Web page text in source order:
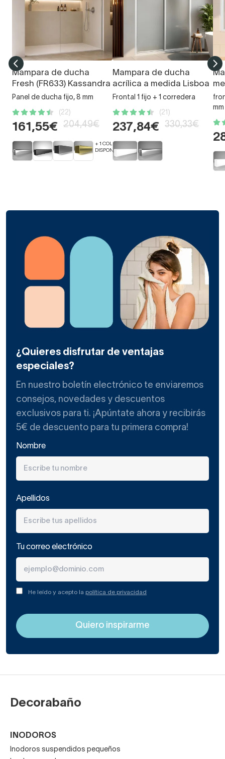
Mampara de ducha
Fresh (FR633) Kassandra
Panel de ducha fijo, 8 mm
(22)
161,55€ 204,49€
+ 1 COLORES
DISPONIBLES
Mampara de ducha
acrílica a medida Lisboa
Frontal 1 fijo + 1 corredera
(21)
237,84€ 330,33€
mm
¿Quieres disfrutar de ventajas
especiales?
En nuestro boletín electrónico te enviaremos
consejos, novedades y descuentos
exclusivos para ti. ¡Apúntate ahora y recibirás
5€ de descuento para tu primera compra!
Nombre
Apellidos
Tu correo electrónico
He leído y acepto la política de privacidad
Decorabaño
INODOROS
Inodoros suspendidos pequeños